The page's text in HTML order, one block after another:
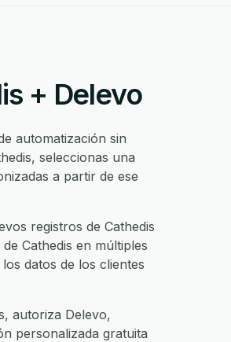
+ Delevo
automatización sin
seleccionas una
a partir de ese
registros de Cathedis
Cathedis en múltiples
datos de los clientes
autoriza Delevo,
personalizada gratuita